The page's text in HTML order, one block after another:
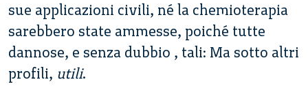
sue applicazioni civili, né la chemioterapia
sarebbero state ammesse, poiché tutte
dannose, e senza dubbio , tali: Ma sotto altri
profili, utili.